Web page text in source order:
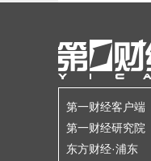
第一财经客户端
第一财经研究院
东方财经·浦东